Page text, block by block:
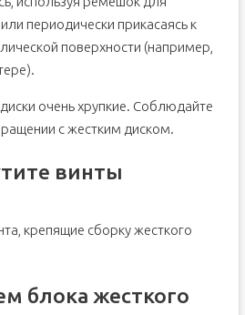
периодически прикасаясь к
поверхности (например,
очень хрупкие. Соблюдайте
с жестким диском.
винты
крепящие сборку жесткого
блока жесткого